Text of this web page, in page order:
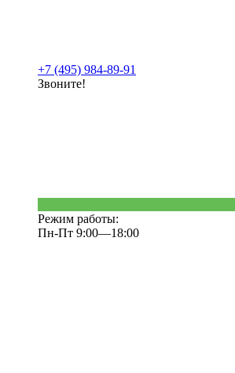
+7 (495) 984-89-91
Звоните!
Режим работы:
Пн-Пт 9:00—18:00